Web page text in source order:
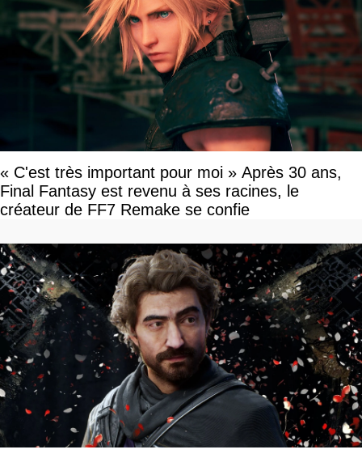
« C'est très important pour moi » Après 30 ans,
Final Fantasy est revenu à ses racines, le
créateur de FF7 Remake se confie